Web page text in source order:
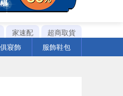
家速配
超商取貨
寢飾 服飾鞋包